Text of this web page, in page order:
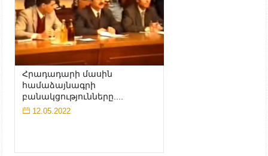
Հրադադարի մասին
համաձայնագրի
բանակցությունները....
12.05.2022